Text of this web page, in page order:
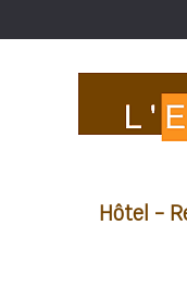
Hôtel -